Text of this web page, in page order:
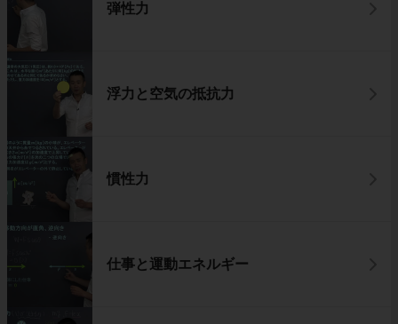
弾性力
浮力と空気の抵抗力
慣性力
仕事と運動エネルギー